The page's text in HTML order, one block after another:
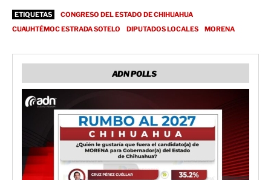
ETIQUETAS
CONGRESO DEL ESTADO DE CHIHUAHUA
CUAUHTÉMOC ESTRADA SOTELO
DIPUTADOS LOCALES MORENA
ADN POLLS